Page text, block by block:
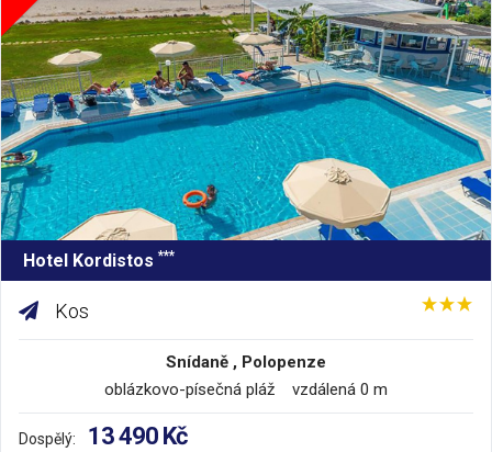
Hotel Kordistos ***
Kos
Snídaně , Polopenze
oblázkovo-písečná pláž vzdálená 0 m
Dospělý: 13 490 Kč